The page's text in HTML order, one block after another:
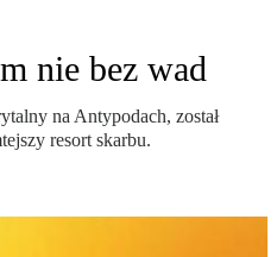
nie bez wad
na Antypodach, został
resort skarbu.